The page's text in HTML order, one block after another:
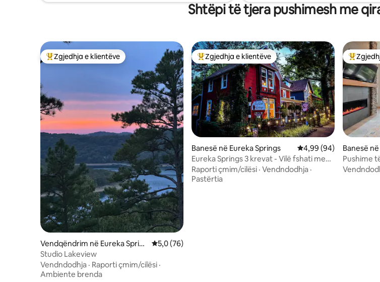
Shtëpi të tjera pushimesh me
Më të mirat e zgjedhjeve të klientëve
Zgjedhja e klientëve
Vendqëndrim në Eureka Sprin
gs
Vlerësimi mesatar 5,0 nga 5, 76 vlerësime
5,0 (76)
Studio Lakeview
Vendndodhja · Raporti çmim/cilësi ·
Ambiente brenda
Më të mirat e zgjedhjeve të klientëve
Zgjedhja e klientëve
Banesë në Eureka Springs Vlerësimi mesatar 4,99
4,99 (94)
Eureka Springs 3 krevat - Vilë fshati me
filxhan
Raporti çmim/cilësi · Vendndodhja ·
Pastërtia
Më të
Banesë
Pushime
Pamje